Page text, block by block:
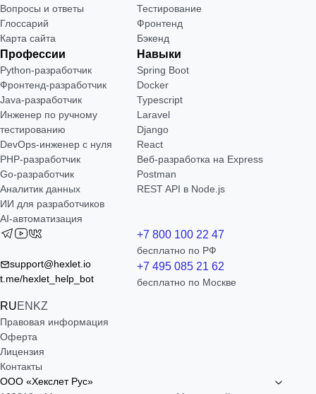
Вопросы и ответы
Глоссарий
Карта сайта
Тестирование
Фронтенд
Бэкенд
Профессии
Python-разработчик
Фронтенд-разработчик
Java-разработчик
Инженер по ручному
тестированию
DevOps-инженер с нуля
РНР-разработчик
Go-разработчик
Аналитик данных
ИИ для разработчиков
AI-автоматизация
Навыки
Spring Boot
Docker
Typescript
Laravel
Django
React
Веб-разработка на Express
Postman
REST API в Node.js
support@hexlet.io
t.me/hexlet_help_bot
RUEN KZ
+7 800 100 22 47
бесплатно по РФ
+7 495 085 21 62
бесплатно по Москве
Правовая информация
Оферта
Лицензия
Контакты
ООО «Хекслет Рус»